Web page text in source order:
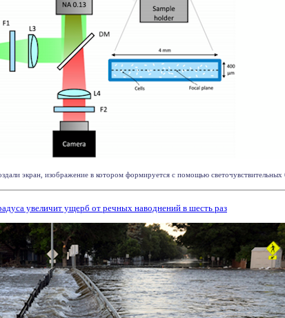
экран, изображение в котором формируется с помощью
увеличит ущерб от речных наводнений в шесть раз